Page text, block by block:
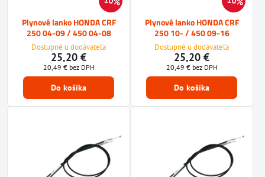
Plynové lanko HONDA CRF
250 04-09 / 450 04-08
Dostupné u dodávateľa
25,20 €
20,49 € bez DPH
Do košíka
Plynové lanko HONDA CRF
250 10- / 450 09-16
Dostupné u dodávateľa
25,20 €
20,49 € bez DPH
Do košíka